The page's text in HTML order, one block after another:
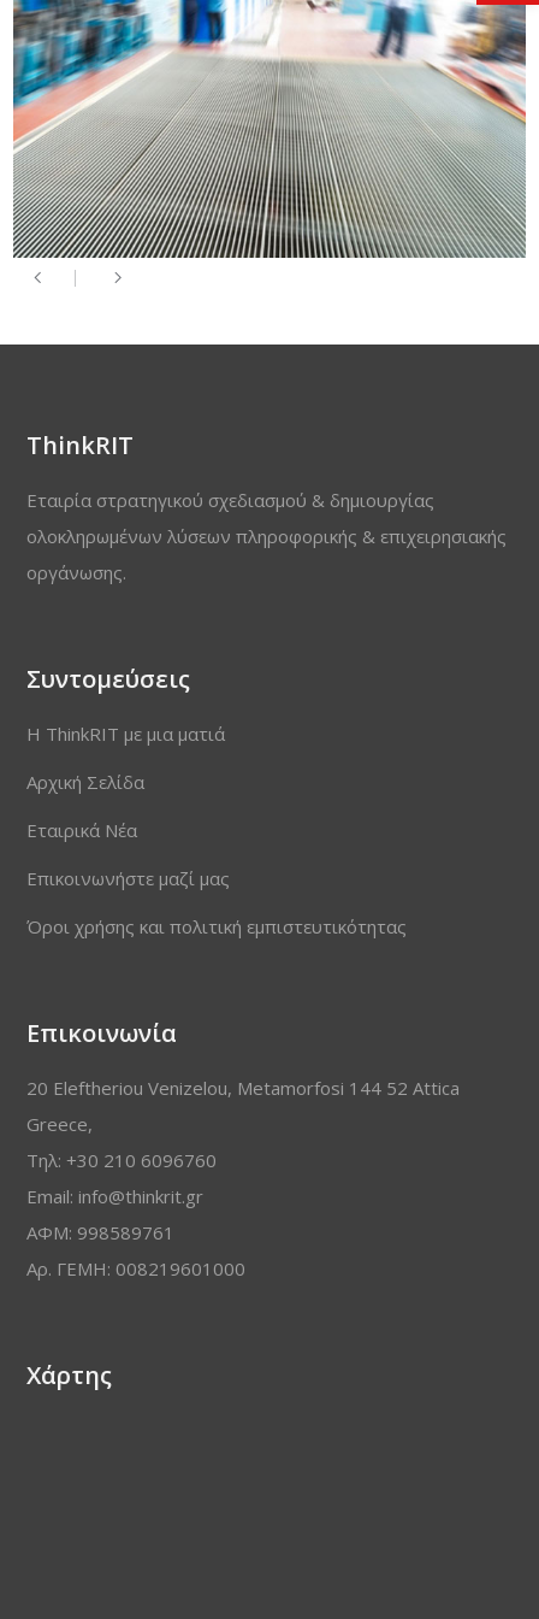
ThinkRIT
Εταιρία στρατηγικού σχεδιασμού & δημιουργίας
ολοκληρωμένων λύσεων πληροφορικής & επιχειρησιακής
οργάνωσης.
Συντομεύσεις
Η ThinkRIT με μια ματιά
Αρχική Σελίδα
Εταιρικά Νέα
Επικοινωνήστε μαζί μας
Όροι χρήσης και πολιτική εμπιστευτικότητας
Επικοινωνία
20 Eleftheriou Venizelou, Metamorfosi 144 52 Attica
Greece,
Τηλ: +30 210 6096760
Email: info@thinkrit.gr
ΑΦΜ: 998589761
Αρ. ΓΕΜΗ: 008219601000
Χάρτης